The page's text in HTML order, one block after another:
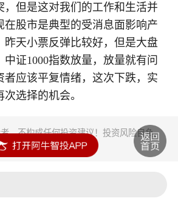
，但是这对我们的工作和生活并
在股市是典型的受消息面影响产
昨天小票反弹比较好，但是大盘
证1000指数放量，放量就有问
者应该平复情绪，这次下跌，实
选择的机会。
，不构成任何投资建议！投资风险自负。
。